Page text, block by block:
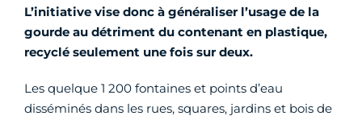
L’initiative vise donc à généraliser l’usage de la
gourde au détriment du contenant en plastique,
recyclé seulement une fois sur deux.
Les quelque 1 200 fontaines et points d’eau
disséminés dans les rues, squares, jardins et bois de